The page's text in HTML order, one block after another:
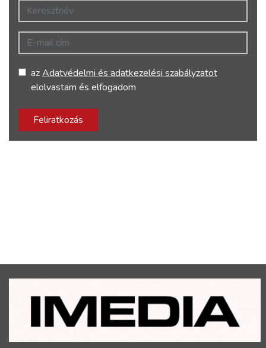
Keresztnév
E-mail cím
azAdatvédelmi és adatkezelési szabályzatot
elolvastam és elfogadom
Feliratkozás